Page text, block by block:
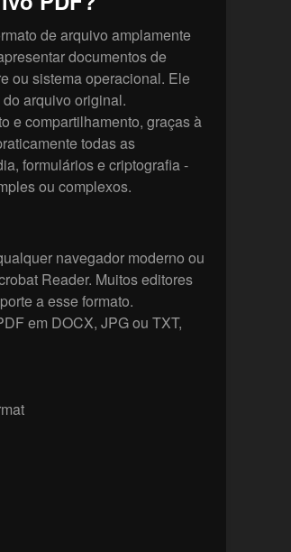
de arquivo amplamente
documentos de
ou sistema operacional. Ele
arquivo original.
e compartilhamento, graças à
todas as
formulários e criptografia -
ou complexos.
navegador moderno ou
Reader. Muitos editores
a esse formato.
em DOCX, JPG ou TXT,